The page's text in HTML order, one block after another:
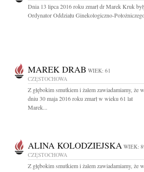
Dnia 13 lipca 2016 roku zmarł dr Marek Kruk
Ordynator Oddziału Ginekologiczno-
MAREK DRAB WIEK: 61
CZĘSTOCHOWA
Z głębokim smutkiem i żalem zawiadamiamy, że w
dniu 30 maja 2016 roku zmarł w wieku 61 lat
Marek...
ALINA KOLODZIEJSKA WIEK:
CZĘSTOCHOWA
Z głębokim smutkiem i żalem zawiadamiamy, że w